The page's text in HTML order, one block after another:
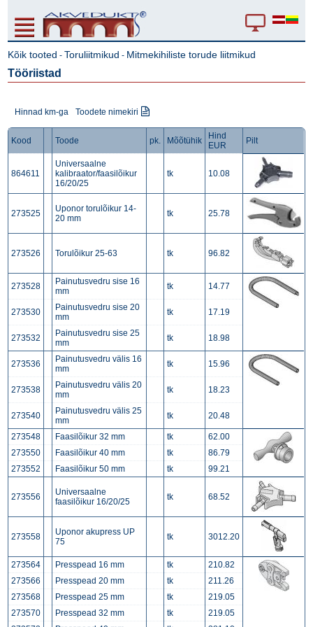
Kõik tooted - Toruliitmikud - Mitmekihiliste torude liitmikud
Tööriistad
Hinnad km-ga Toodete nimekiri
Kood Toode pk. Mõõtühik
Hind
EUR
Pilt
864611
Universaalne
kalibraator/faasilõikur
16/20/25
tk 10.08
273525
Uponor torulõikur 14-
20 mm
tk 25.78
273526 Torulõikur 25-63 tk 96.82
273528
Painutusvedru sise 16
mm
tk 14.77
273530
Painutusvedru sise 20
mm
tk 17.19
273532
Painutusvedru sise 25
mm
tk 18.98
273536
Painutusvedru välis 16
mm
tk 15.96
273538
Painutusvedru välis 20
mm
tk 18.23
273540
Painutusvedru välis 25
mm
tk 20.48
273548 Faasilõikur 32 mm tk
62.00
273550
Faasilõikur 40 mm tk
86.79
273552
Faasilõikur 50 mm tk 99.21
273556
Universaalne
faasilõikur 16/20/25
tk 68.52
273558
Uponor akupress UP
75
tk 3012.20
273564 Presspead 16 mm tk
210.82
273566
Presspead 20 mm tk
211.26
273568
Presspead 25 mm tk
219.05
273570
Presspead 32 mm tk
219.05